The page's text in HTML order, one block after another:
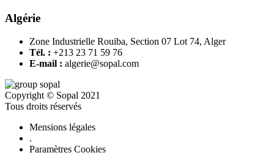
Algérie
Zone Industrielle Rouiba, Section 07 Lot 74, Alger
Tél. : +213 23 71 59 76
E-mail : algerie@sopal.com
Copyright © Sopal 2021
Tous droits réservés
Mensions légales
.
Paramètres Cookies